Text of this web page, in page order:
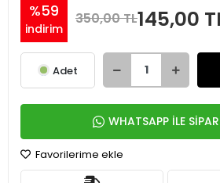
%59
indirim
350,00 TL145,00
Adet
WHATSAPP İLE
Favorilerime ekle